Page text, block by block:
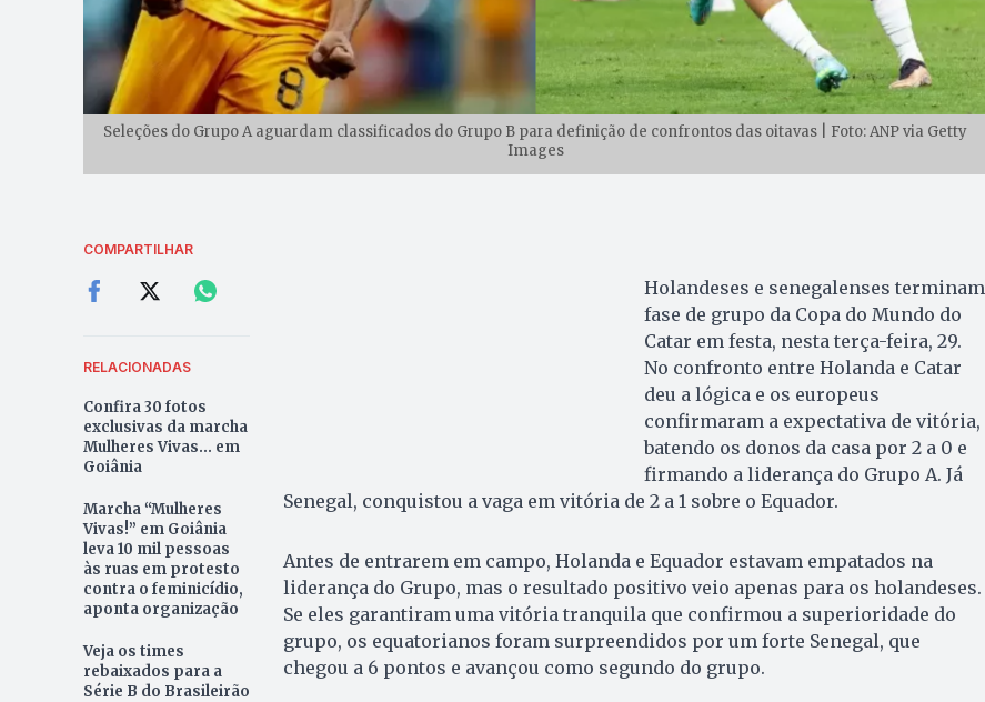
Seleções do Grupo A aguardam classificados do Grupo B para definição de confrontos das oitavas | Foto: ANP via Getty
Images
COMPARTILHAR
RELACIONADAS
Confira 30 fotos
exclusivas da marcha
Mulheres Vivas... em
Goiânia
Marcha “Mulheres
Vivas!” em Goiânia
leva 10 mil pessoas
às ruas em protesto
contra o feminicídio,
aponta organização
Veja os times
rebaixados para a
Série B do Brasileirão
Holandeses e senegalenses terminam
fase de grupo da Copa do Mundo do
Catar em festa, nesta terça-feira, 29.
No confronto entre Holanda e Catar
deu a lógica e os europeus
confirmaram a expectativa de vitória,
batendo os donos da casa por 2 a 0 e
firmando a liderança do Grupo A. Já
Senegal, conquistou a vaga em vitória de 2 a 1 sobre o Equador.
Antes de entrarem em campo, Holanda e Equador estavam empatados na
liderança do Grupo, mas o resultado positivo veio apenas para os holandeses.
Se eles garantiram uma vitória tranquila que confirmou a superioridade do
grupo, os equatorianos foram surpreendidos por um forte Senegal, que
chegou a 6 pontos e avançou como segundo do grupo.